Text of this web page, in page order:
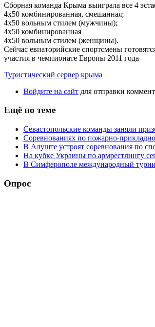
Сборная команда Крыма выиграла все 4
4х50 комбинированная, смешанная;
4х50 вольным стилем (мужчины);
4х50 комбинированная
4х50 вольным стилем (женщины).
Сейчас евпаторийские спортсмены
участия в чемпионате Европы 2011 года
Туристический сервер крыма
Войдите на сайт для отправки
Ещё по теме
Севастопольские команды заняли
Cоревнованиях по пожарно-
В Алуште устроят соревнования по
На кубке Украины по армрестлингу
В Симферополе международный
Опрос